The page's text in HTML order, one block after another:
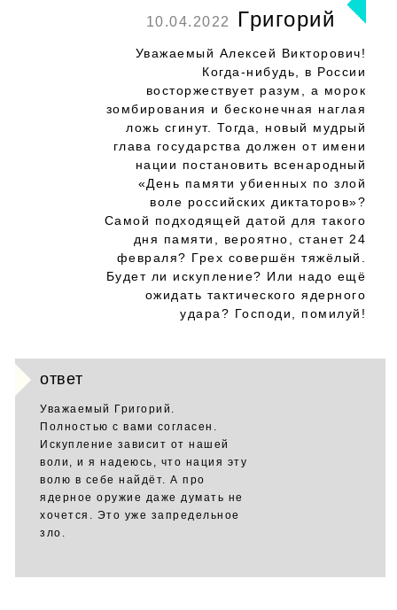
10.04.2022 Григорий
Уважаемый Алексей Викторович!
Когда-нибудь, в России
восторжествует разум, а морок
зомбирования и бесконечная наглая
ложь сгинут. Тогда, новый мудрый
глава государства должен от имени
нации постановить всенародный
«День памяти убиенных по злой
воле российских диктаторов»?
Самой подходящей датой для такого
дня памяти, вероятно, станет 24
февраля? Грех совершён тяжёлый.
Будет ли искупление? Или надо ещё
ожидать тактического ядерного
удара? Господи, помилуй!
ответ
Уважаемый Григорий.
Полностью с вами согласен.
Искупление зависит от нашей
воли, и я надеюсь, что нация эту
волю в себе найдёт. А про
ядерное оружие даже думать не
хочется. Это уже запредельное
зло.